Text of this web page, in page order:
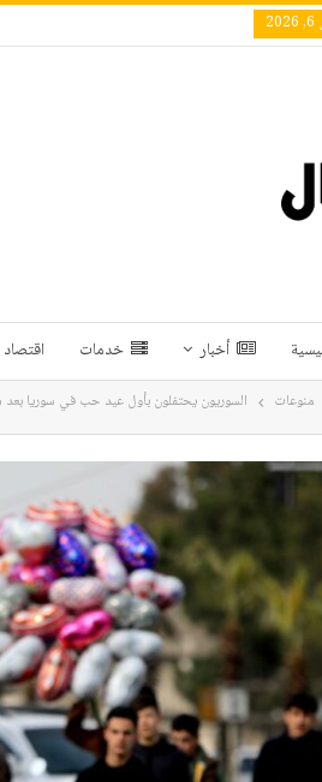
أخبار خدمات
منوعات السوريون يحتفلون بأول عيد حب في سوريا